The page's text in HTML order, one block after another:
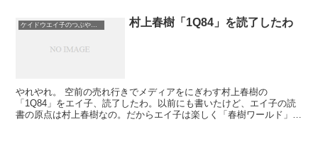
ケイドウエイ子のつぶやき日記 村上春樹「1Q84」を読了したわ
やれやれ。 空前の売れ行きでメディアをにぎわす村上春樹の
「1Q84」をエイ子、読了したわ。以前にも書いたけど、エイ子の読
書の原点は村上春樹なの。だからエイ子は楽しく「春樹ワールド」を